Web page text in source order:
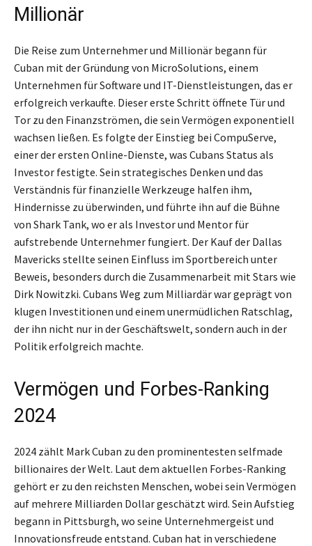
Millionär
Die Reise zum Unternehmer und Millionär begann für
Cuban mit der Gründung von MicroSolutions, einem
Unternehmen für Software und IT-Dienstleistungen, das er
erfolgreich verkaufte. Dieser erste Schritt öffnete Tür und
Tor zu den Finanzströmen, die sein Vermögen exponentiell
wachsen ließen. Es folgte der Einstieg bei CompuServe,
einer der ersten Online-Dienste, was Cubans Status als
Investor festigte. Sein strategisches Denken und das
Verständnis für finanzielle Werkzeuge halfen ihm,
Hindernisse zu überwinden, und führte ihn auf die Bühne
von Shark Tank, wo er als Investor und Mentor für
aufstrebende Unternehmer fungiert. Der Kauf der Dallas
Mavericks stellte seinen Einfluss im Sportbereich unter
Beweis, besonders durch die Zusammenarbeit mit Stars wie
Dirk Nowitzki. Cubans Weg zum Milliardär war geprägt von
klugen Investitionen und einem unermüdlichen Ratschlag,
der ihn nicht nur in der Geschäftswelt, sondern auch in der
Politik erfolgreich machte.
Vermögen und Forbes-Ranking
2024
2024 zählt Mark Cuban zu den prominentesten selfmade
billionaires der Welt. Laut dem aktuellen Forbes-Ranking
gehört er zu den reichsten Menschen, wobei sein Vermögen
auf mehrere Milliarden Dollar geschätzt wird. Sein Aufstieg
begann in Pittsburgh, wo seine Unternehmergeist und
Innovationsfreude entstand. Cuban hat in verschiedene